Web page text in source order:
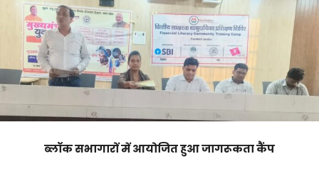
ब्लॉक सभागारों में आयोजित हुआ जागरूकता कैंप